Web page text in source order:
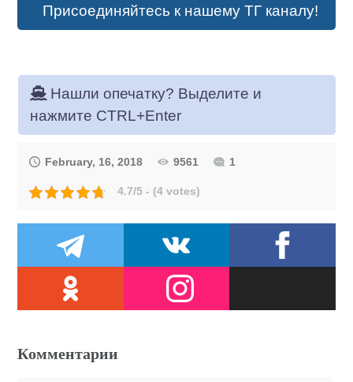
Присоединяйтесь к нашему ТГ каналу!
Нашли опечатку? Выделите и
нажмите CTRL+Enter
February, 16, 2018 9561 1
4.7/5 - (4 votes)
Комментарии